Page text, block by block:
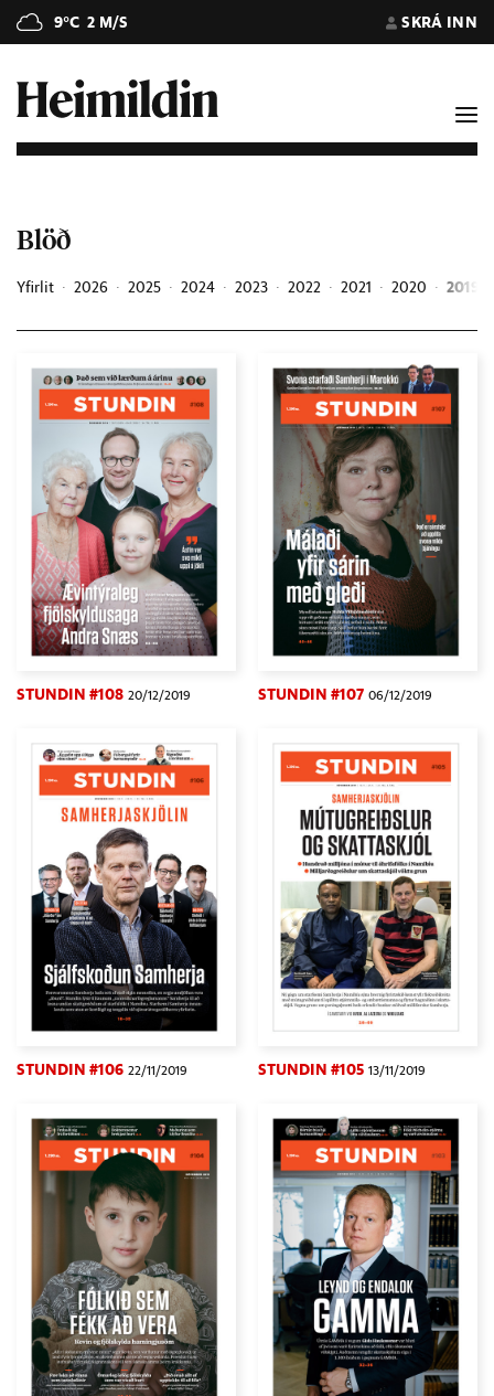
9°C 2 M/S SKRÁ INN
Blöð
Yfirlit 2026 2025 2024 2023 2022 2021 2020 2019
STUNDIN #108 20/12/2019 STUNDIN #107 06/12/2019
STUNDIN #106 22/11/2019 STUNDIN #105 13/11/2019